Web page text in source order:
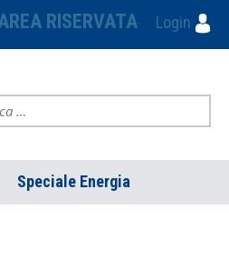
RISERVATA Login
Speciale Energia